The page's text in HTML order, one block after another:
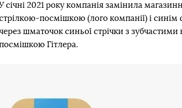
січні 2021 року компанія замінила
посмішкою (лого компанії) і синім
шматочок синьої стрічки з
Гітлера.